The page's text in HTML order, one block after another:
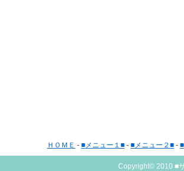
ＨＯＭＥ - ■メニュー１■ - ■メニュー２■ -
Copyright© 2010 ■